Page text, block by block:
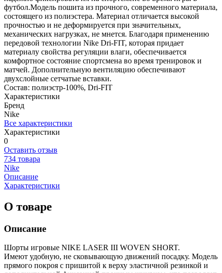
футбол.Модель пошита из прочного, современного материала,
состоящего из полиэстера. Материал отличается высокой
прочностью и не деформируется при значительных,
механических нагрузках, не мнется. Благодаря применению
передовой технологии Nike Dri-FIT, которая придает
материалу свойства регуляции влаги, обеспечивается
комфортное состояние спортсмена во время тренировок и
матчей. Дополнительную вентиляцию обеспечивают
двухслойные сетчатые вставки.
Состав: полиэстр-100%, Dri-FIT
Характеристики
Бренд
Nike
Все характеристики
Характеристики
0
Оставить отзыв
734 товара
Nike
Описание
Характеристики
О товаре
Описание
Шорты игровые NIKE LASER III WOVEN SHORT.
Имеют удобную, не сковывающую движений посадку. Модель
прямого покроя с пришитой к верху эластичной резинкой и